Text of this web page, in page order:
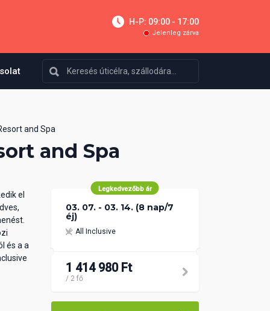
H-P: 09:00 - 17:00
Jelenleg zárva
and Spa
and Spa
el
és a a
Legkedvezőbb ár
03. 07. - 03. 14. (8 nap/7
éj)
All Inclusive
1 414 980 Ft
/ 2 fő